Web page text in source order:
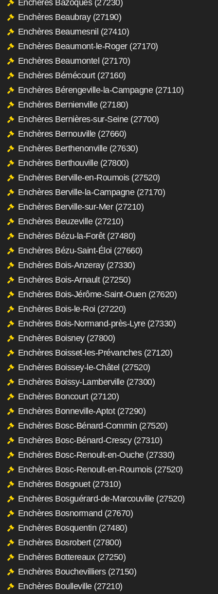
Enchères Bazoques (27230)
Enchères Beaubray (27190)
Enchères Beaumesnil (27410)
Enchères Beaumont-le-Roger (27170)
Enchères Beaumontel (27170)
Enchères Bémécourt (27160)
Enchères Bérengeville-la-Campagne (27110)
Enchères Bernienville (27180)
Enchères Bernières-sur-Seine (27700)
Enchères Bernouville (27660)
Enchères Berthenonville (27630)
Enchères Berthouville (27800)
Enchères Berville-en-Roumois (27520)
Enchères Berville-la-Campagne (27170)
Enchères Berville-sur-Mer (27210)
Enchères Beuzeville (27210)
Enchères Bézu-la-Forêt (27480)
Enchères Bézu-Saint-Éloi (27660)
Enchères Bois-Anzeray (27330)
Enchères Bois-Arnault (27250)
Enchères Bois-Jérôme-Saint-Ouen (27620)
Enchères Bois-le-Roi (27220)
Enchères Bois-Normand-près-Lyre (27330)
Enchères Boisney (27800)
Enchères Boisset-les-Prévanches (27120)
Enchères Boissey-le-Châtel (27520)
Enchères Boissy-Lamberville (27300)
Enchères Boncourt (27120)
Enchères Bonneville-Aptot (27290)
Enchères Bosc-Bénard-Commin (27520)
Enchères Bosc-Bénard-Crescy (27310)
Enchères Bosc-Renoult-en-Ouche (27330)
Enchères Bosc-Renoult-en-Roumois (27520)
Enchères Bosgouet (27310)
Enchères Bosguérard-de-Marcouville (27520)
Enchères Bosnormand (27670)
Enchères Bosquentin (27480)
Enchères Bosrobert (27800)
Enchères Bottereaux (27250)
Enchères Bouchevilliers (27150)
Enchères Boulleville (27210)